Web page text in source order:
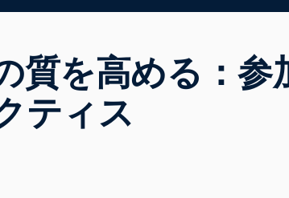
質を高める：
ティス